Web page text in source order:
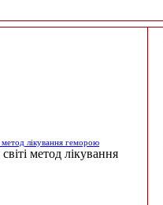
метод лікування геморою
метод лікування